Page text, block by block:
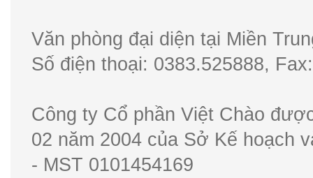
Văn phòng đại diện tại Miền
Số điện thoại: 0383.525888,
Công ty Cổ phần Việt Chào
02 năm 2004 của Sở Kế hoạch
- MST 0101454169